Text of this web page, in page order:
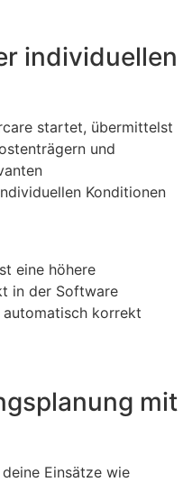
individuellen
startet, übermittelst
und
Konditionen
eine höhere
in der Software
korrekt
mit
Einsätze wie